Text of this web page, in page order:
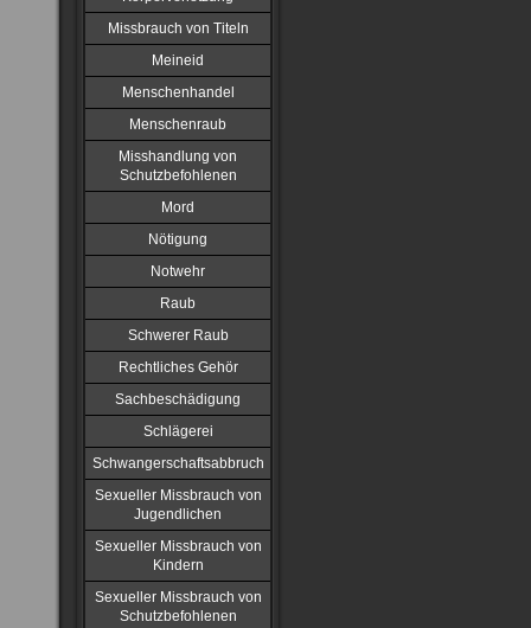
Missbrauch von Titeln
Meineid
Menschenhandel
Menschenraub
Misshandlung von
Schutzbefohlenen
Mord
Nötigung
Notwehr
Raub
Schwerer Raub
Rechtliches Gehör
Sachbeschädigung
Schlägerei
Schwangerschaftsabbruch
Sexueller Missbrauch von
Jugendlichen
Sexueller Missbrauch von
Kindern
Sexueller Missbrauch von
Schutzbefohlenen